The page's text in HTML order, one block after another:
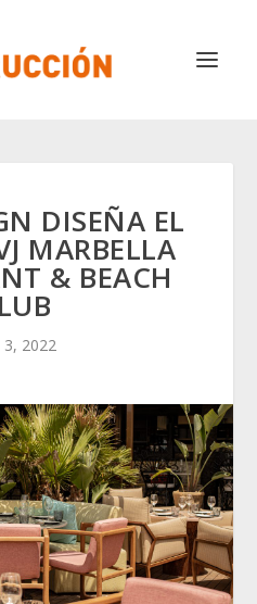
DISEÑA EL
MARBELLA
& BEACH
3, 2022